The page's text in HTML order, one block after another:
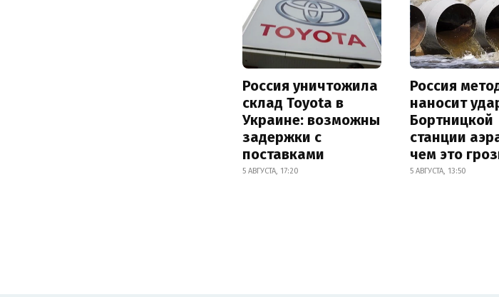
Россия уничтожила
склад Toyota в
Украине: возможны
задержки с
поставками
5 АВГУСТА, 17:20
Россия
наносит
Бортницкой
станции
чем это
5 АВГУСТА, 13:50